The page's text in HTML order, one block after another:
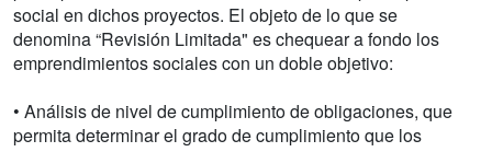
social en dichos proyectos. El objeto de lo que se
denomina “Revisión Limitada" es chequear a fondo los
emprendimientos sociales con un doble objetivo:
• Análisis de nivel de cumplimiento de obligaciones, que
permita determinar el grado de cumplimiento que los